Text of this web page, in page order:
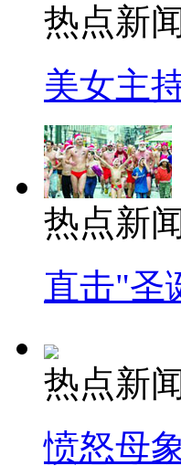
热点新
美女主
热点新
直击"圣
热点新
愤怒母